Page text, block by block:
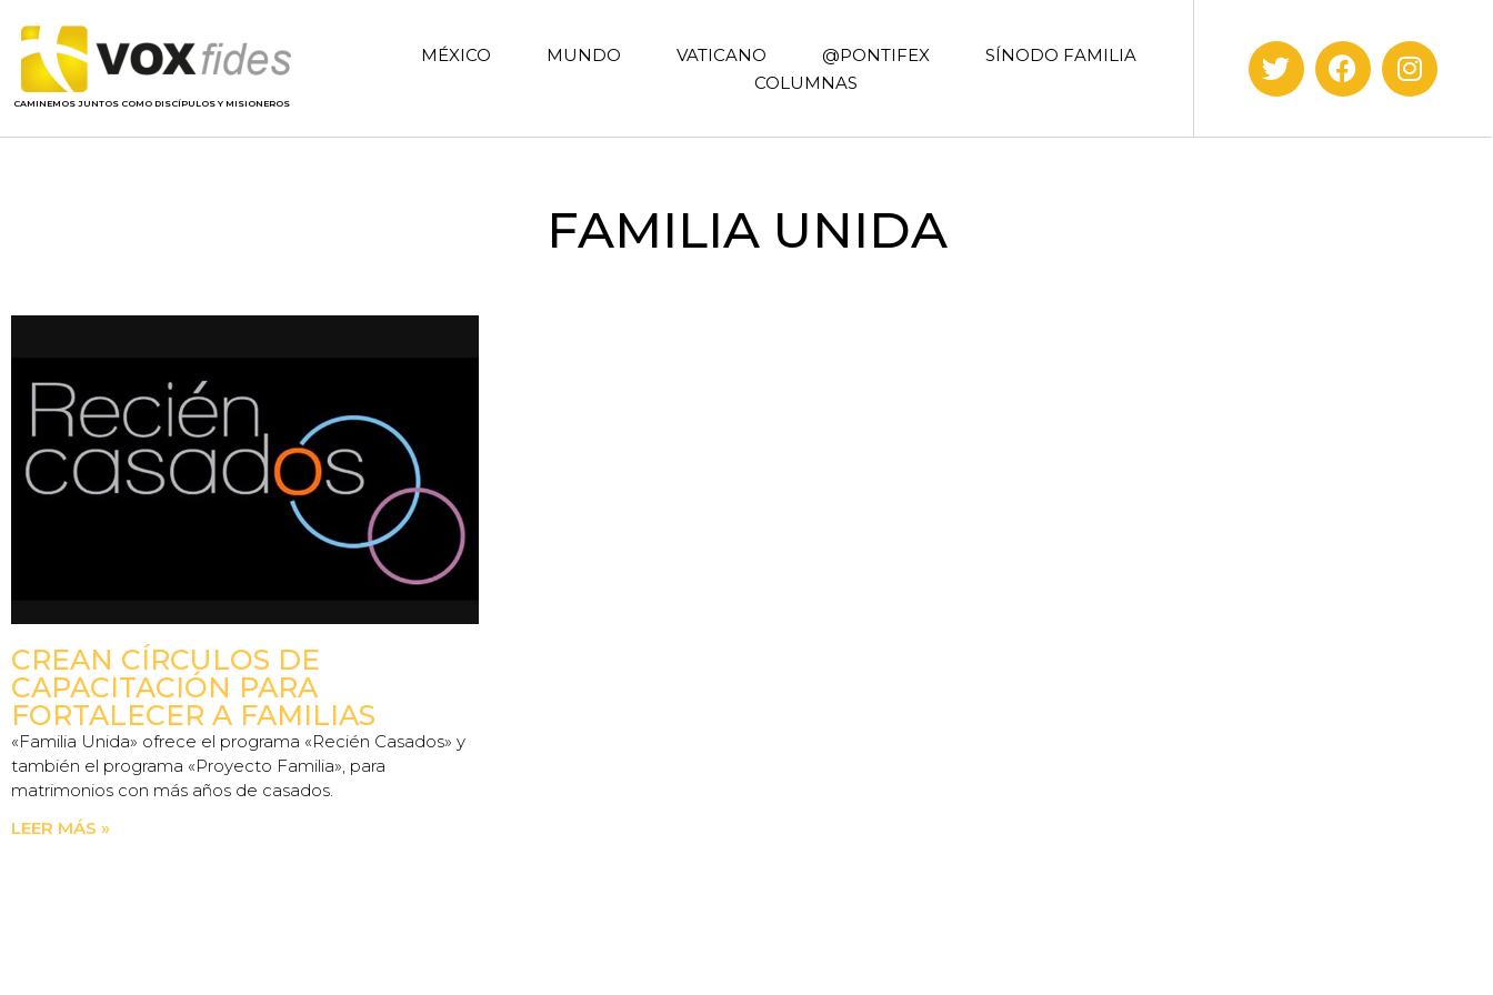
CAMINEMOS JUNTOS COMO DISCÍPULOS Y MISIONEROS
MÉXICO MUNDO VATICANO @PONTIFEX
SÍNODO FAMILIA
COLUMNAS
FAMILIA UNIDA
CREAN CÍRCULOS DE
CAPACITACIÓN PARA
FORTALECER A FAMILIAS
«Familia Unida» ofrece el programa «Recién Casados» y
también el programa «Proyecto Familia», para
matrimonios con más años de casados.
LEER MÁS »